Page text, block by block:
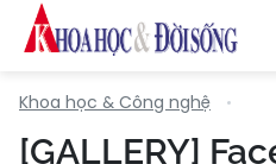
Khoa học & Công nghệ
[GALLERY]